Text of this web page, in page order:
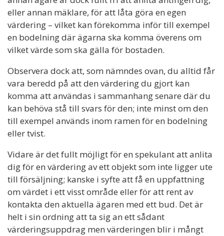
eller annan mäklare, för att låta göra en egen
värdering – vilket kan förekomma inför till exempel
en bodelning där ägarna ska komma överens om
vilket värde som ska gälla för bostaden.
Observera dock att, som nämndes ovan, du alltid får
vara beredd på att den värdering du gjort kan
komma att användas i sammanhang senare där du
kan behöva stå till svars för den; inte minst om den
till exempel används inom ramen för en bodelning
eller tvist.
Vidare är det fullt möjligt för en spekulant att anlita
dig för en värdering av ett objekt som inte ligger ute
till försäljning; kanske i syfte att få en uppfattning
om värdet i ett visst område eller för att rent av
kontakta den aktuella ägaren med ett bud. Det är
helt i sin ordning att ta sig an ett sådant
värderingsuppdrag men värderingen blir i mångt